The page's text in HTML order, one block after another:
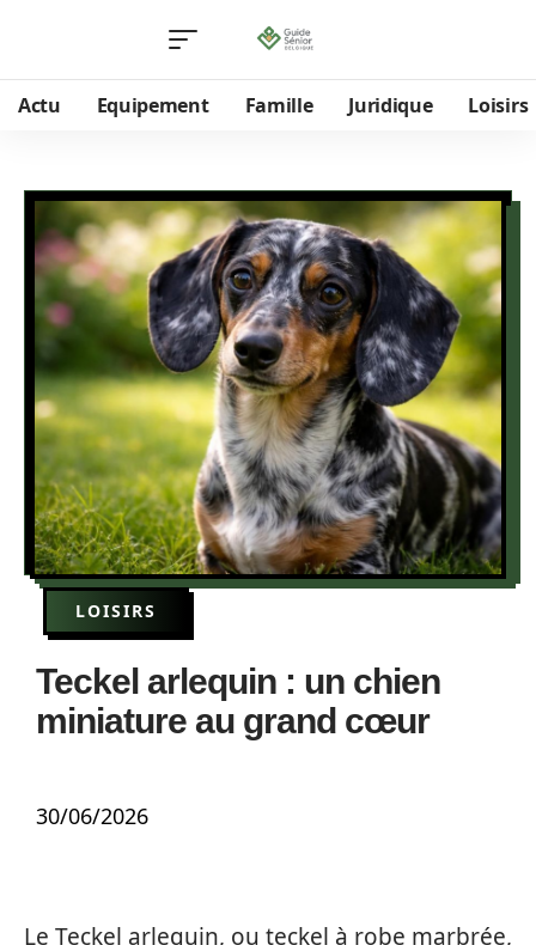
Actu Equipement Famille Juridique Loisirs
LOISIRS
Teckel arlequin : un chien
miniature au grand cœur
30/06/2026
Le Teckel arlequin, ou teckel à robe marbrée,